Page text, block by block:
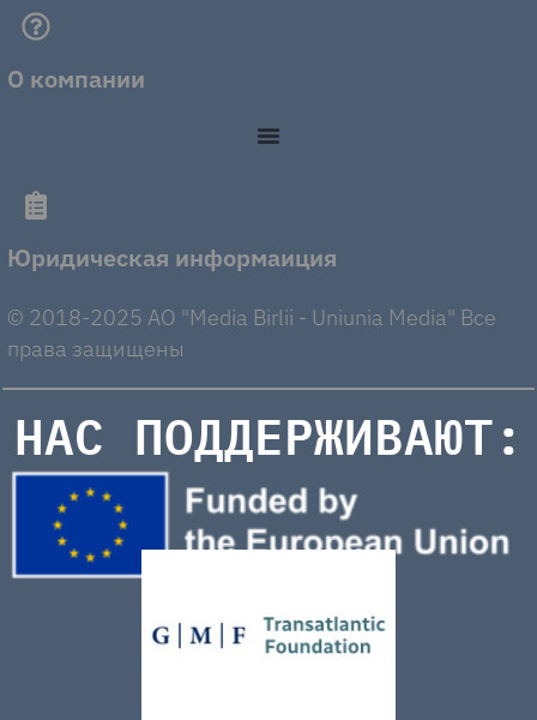
О компании
Юридическая информаиция
© 2018-2025 AO "Media Birlii - Uniunia Media" Все
права защищены
НАС ПОДДЕРЖИВАЮТ: